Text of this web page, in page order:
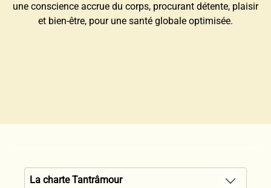
une conscience accrue du corps, procurant détente, plaisir
et bien-être, pour une santé globale optimisée.